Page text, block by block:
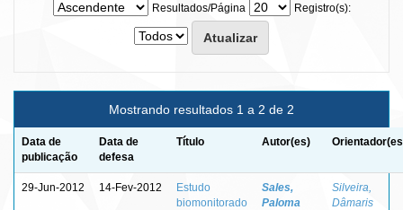
Resultados/Página
Registro(s):
Mostrando resultados 1 a 2 de 2
Data de
publicação
Data de
defesa
Título Autor(es)
29-Jun-2012 14-Fev-2012
Estudo
biomonitorado
Sales,
Paloma
Silveira,
Dâmaris